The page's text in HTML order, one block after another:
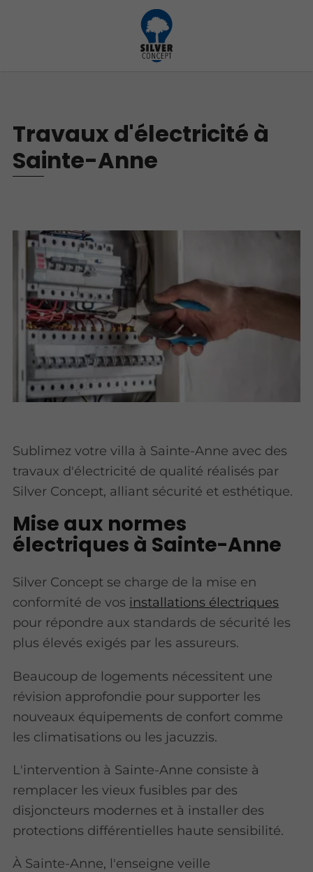
Travaux d'électricité à
Sainte-Anne
Sublimez votre villa à Sainte-Anne avec des
travaux d'électricité de qualité réalisés par
Silver Concept, alliant sécurité et esthétique.
Mise aux normes
électriques à Sainte-Anne
Silver Concept se charge de la mise en
conformité de vos installations électriques
pour répondre aux standards de sécurité les
plus élevés exigés par les assureurs.
Beaucoup de logements nécessitent une
révision approfondie pour supporter les
nouveaux équipements de confort comme
les climatisations ou les jacuzzis.
L'intervention à Sainte-Anne consiste à
remplacer les vieux fusibles par des
disjoncteurs modernes et à installer des
protections différentielles haute sensibilité.
À Sainte-Anne, l'enseigne veille